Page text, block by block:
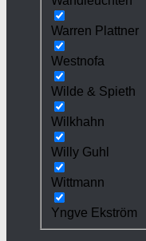
Warren Plattner
Westnofa
Wilde & Spieth
Wilkhahn
Willy Guhl
Wittmann
Yngve Ekström